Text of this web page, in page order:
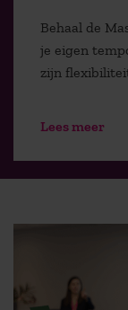
Behaal de
je eigen
zijn
Lees meer